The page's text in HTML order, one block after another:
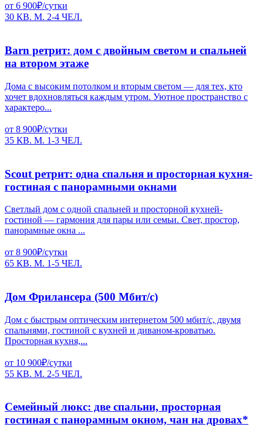
от 6 900₽/сутки
30 КВ. М. 2-4 ЧЕЛ.
Barn ретрит: дом с двойным светом и спальней
на втором этаже
Дома с высоким потолком и вторым светом — для тех, кто
хочет вдохновляться каждым утром. Уютное пространство с
характеро...
от 8 900₽/сутки
35 КВ. М. 1-3 ЧЕЛ.
Scout ретрит: одна спальня и просторная кухня-
гостиная с панорамными окнами
Светлый дом с одной спальней и просторной кухней-
гостиной — гармония для пары или семьи. Свет, простор,
панорамные окна ...
от 8 900₽/сутки
65 КВ. М. 1-5 ЧЕЛ.
Дом Фрилансера (500 Мбит/с)
Дом с быстрым оптическим интернетом 500 мбит/с, двумя
спальнями, гостиной с кухней и диваном-кроватью.
Просторная кухня,...
от 10 900₽/сутки
55 КВ. М. 2-5 ЧЕЛ.
Семейный люкс: две спальни, просторная
гостиная с панорамным окном, чан на дровах*